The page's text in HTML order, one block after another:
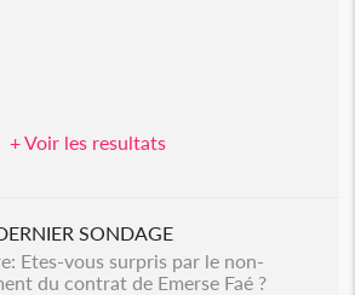
+ Voir les resultats
SONDAGE
Etes-vous surpris par le non-
du contrat de Emerse Faé ?